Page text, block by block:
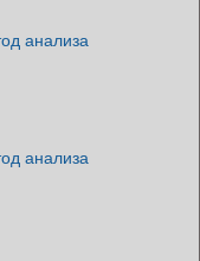
анализа
анализа